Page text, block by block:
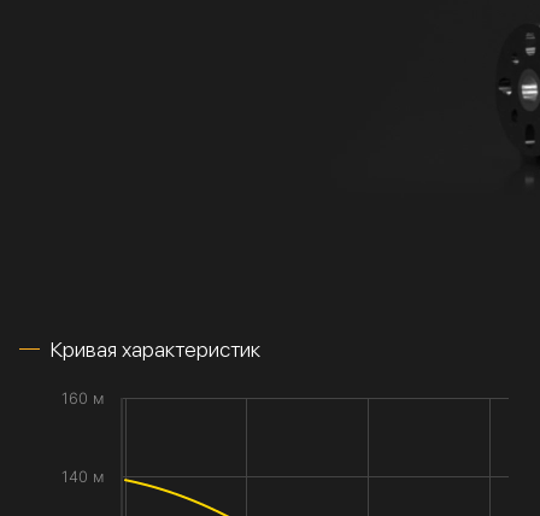
Кривая характеристик
140 м
160 м